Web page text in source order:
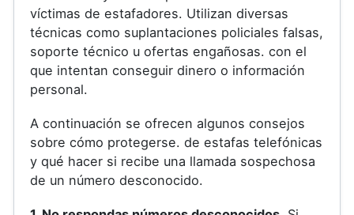
víctimas de estafadores. Utilizan diversas
técnicas como suplantaciones policiales falsas,
soporte técnico u ofertas engañosas. con el
que intentan conseguir dinero o información
personal.
A continuación se ofrecen algunos consejos
sobre cómo protegerse. de estafas telefónicas
y qué hacer si recibe una llamada sospechosa
de un número desconocido.